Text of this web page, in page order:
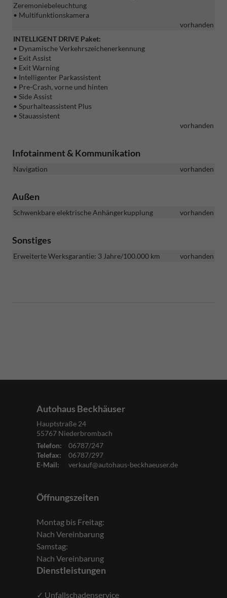
Zeremoniebeleuchtung
• Multifunktionskamera
vorhanden
INTELLIGENT DRIVE Paket:
• Dynamische Verkehrszeichenerkennung
• Exit Assist
• Exit Warning
• Intelligenter Parkassistent
• Pre-Crash, vorne und hinten
• Side Assist
• Spurhalteassistent Plus
• Stauassistent
vorhanden
Infotainment & Kommunikation
Navigation vorhanden
Außen
Schwenkbare elektrische Anhängerkupplung vorhanden
Sonstiges
Erweiterte Werksgarantie: 3 Jahre/100.000 km vorhanden
Autohaus Beckhäuser
Hauptstraße 24
55767 Niederbrombach
Telefon:
06787/247
Telefax:
06787/297
E-Mail:
verkauf@autohaus-beckhaeuser.de
Öffnungszeiten
Montag bis Freitag:
Nach Vereinbarung
Samstag:
Nach Vereinbarung
Dienstleistungen
✓ Unfallschadenservice